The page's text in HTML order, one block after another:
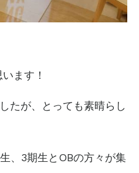
ます！
たが、とっても素晴らし
、3期生とOBの方々が集